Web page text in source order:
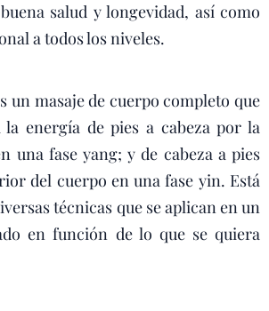
salud y longevidad, así como
a todos los niveles.
un masaje de cuerpo completo que
energía de pies a cabeza por la
una fase yang; y de cabeza a pies
del cuerpo en una fase yin. Está
técnicas que se aplican en un
en función de lo que se quiera